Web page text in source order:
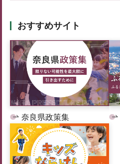
おすすめサイト
奈良県政策集